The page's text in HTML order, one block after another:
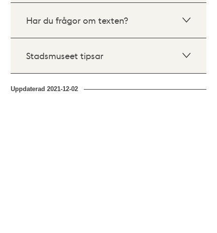
Har du frågor om texten?
Stadsmuseet tipsar
Uppdaterad2021-12-02